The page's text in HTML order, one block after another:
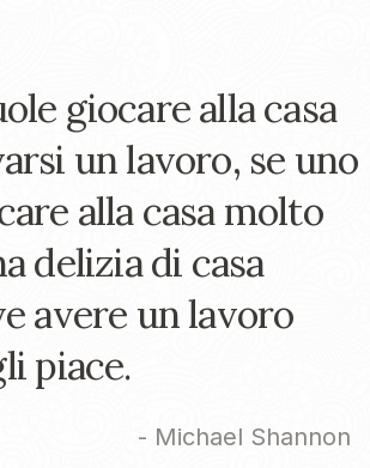
giocare alla casa
un lavoro, se uno
alla casa molto
delizia di casa
avere un lavoro
piace.
- Michael Shannon